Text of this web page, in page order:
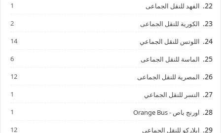
الفهد للنقل الجماعى 1
الكورية للنقل الجماعى 2
اللوتس للنقل الجماعي 14
الماسة للنقل الجماعى 6
المصرية للنقل الجماعى 12
النسر للنقل الجماعي 1
اورنج باص - Orange Bus 1
إيلاركو للنقل الجماعى 12